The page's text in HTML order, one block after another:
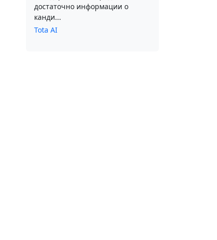
достаточно информации о
канди...
Tota AI